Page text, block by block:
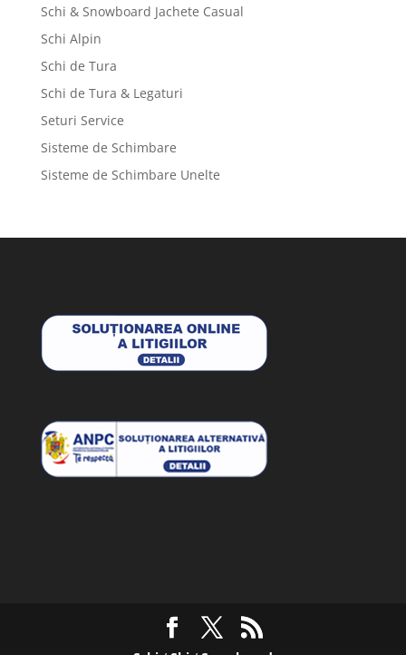
Schi & Snowboard Jachete Casual
Schi Alpin
Schi de Tura
Schi de Tura & Legaturi
Seturi Service
Sisteme de Schimbare
Sisteme de Schimbare Unelte